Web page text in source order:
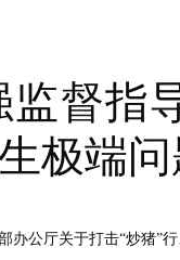
指导
极端
办公厅关于打击“炒猪”